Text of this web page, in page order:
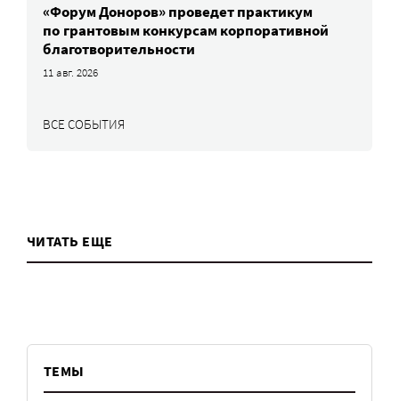
«Форум Доноров» проведет практикум
по грантовым конкурсам корпоративной
благотворительности
11 авг. 2026
ВСЕ СОБЫТИЯ
ЧИТАТЬ ЕЩЕ
ТЕМЫ